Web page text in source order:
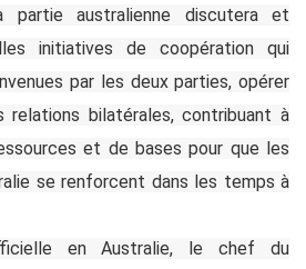
australienne discutera et
initiatives de coopération qui
par les deux parties, opérer
relations bilatérales, contribuant à
et de bases pour que les
se renforcent dans les temps à
en Australie, le chef du